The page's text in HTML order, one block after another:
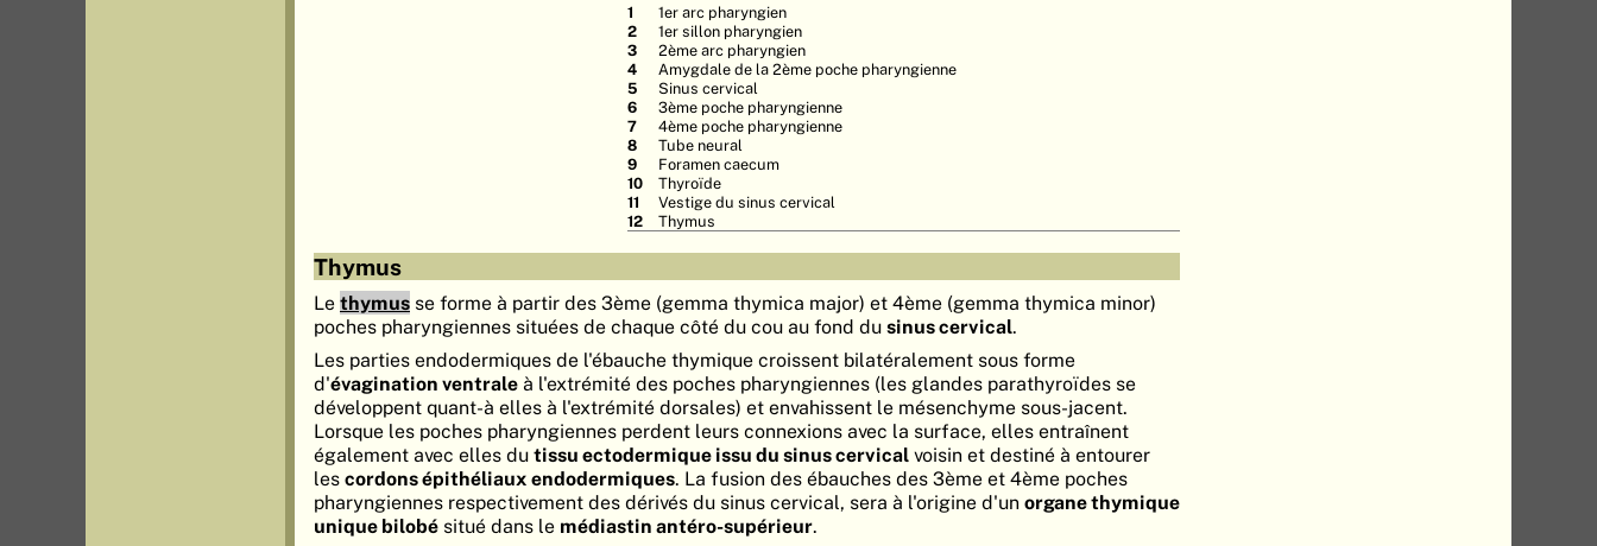
1er arc pharyngien
1er sillon pharyngien
2ème arc pharyngien
Amygdale de la 2ème poche pharyngienne
Sinus cervical
3ème poche pharyngienne
4ème poche pharyngienne
Tube neural
Foramen caecum
Thyroïde
Vestige du sinus cervical
Thymus
Thymus
Le thymus se forme à partir des 3ème (gemma thymica major) et 4ème (gemma thymica minor)
poches pharyngiennes situées de chaque côté du cou au fond du sinus cervical.
Les parties endodermiques de l'ébauche thymique croissent bilatéralement sous forme
d'évagination ventrale à l'extrémité des poches pharyngiennes (les glandes parathyroïdes se
développent quant-à elles à l'extrémité dorsales) et envahissent le mésenchyme sous-jacent.
Lorsque les poches pharyngiennes perdent leurs connexions avec la surface, elles entraînent
également avec elles du tissu ectodermique issu du sinus cervical voisin et destiné à entourer
les cordons épithéliaux endodermiques. La fusion des ébauches des 3ème et 4ème poches
pharyngiennes respectivement des dérivés du sinus cervical, sera à l'origine d'un organe thymique
unique bilobé situé dans le médiastin antéro-supérieur.